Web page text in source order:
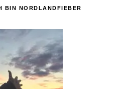
BIN NORDLANDFIEBER